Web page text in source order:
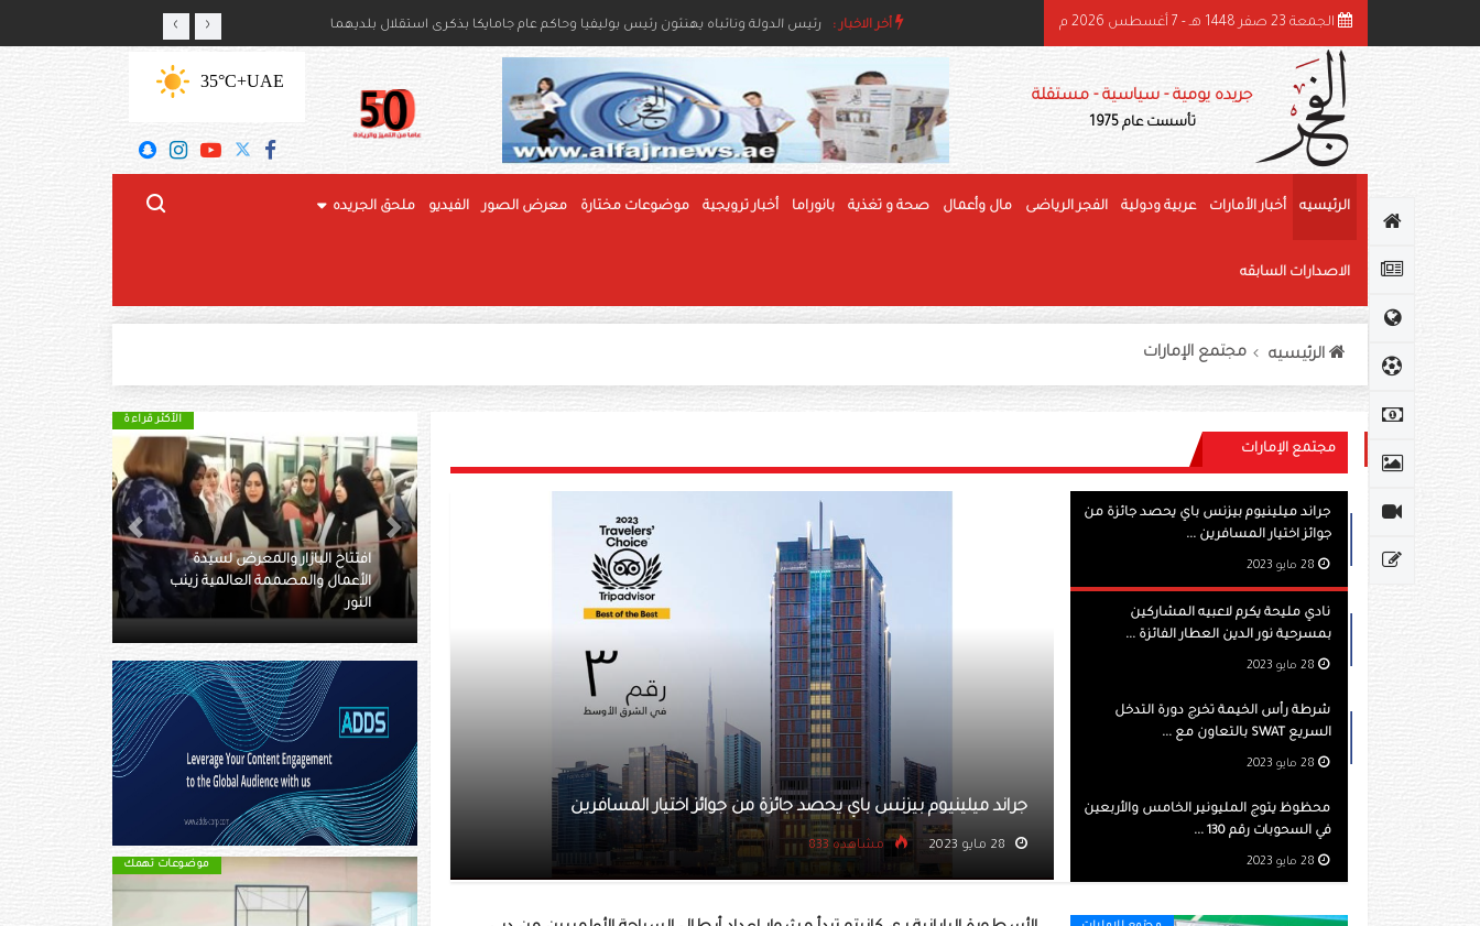
أخر الاخبار : رئيس الدولة ونائباه يهنئون رئيس بوليفيا وحاكم عام جامايكا بذكرى استقلال بلديهما بن راشد: الشيخ زايد قائد عظيم وحّد الصف وأرسى دعائم النهضة وغرس قيم العطاء والإنسانية ‹ › الجمعة 23 صفر 1448 هـ - 7 أغسطس 2026 م
جريده يومية - سياسية - مستقلة
تأسست عام 1975
UAE
+35°C
الرئيسيه أخبار الأمارات عربية ودولية الفجر الرياضى مال وأعمال صحة و تغذية بانوراما أخبار ترويجية موضوعات مختارة معرض الصور الفيديو ملحق الجريده
الاصدارات السابقه
الرئيسيه مجتمع الإمارات
مجتمع الإمارات
جراند ميلينيوم بيزنس باي يحصد جائزة من
جوائز اختيار المسافرين ...
نادي مليحة يكرم لاعبيه المشاركين
بمسرحية نور الدين العطار الفائزة ...
شرطة رأس الخيمة تخرج دورة التدخل
السريع SWAT بالتعاون مع ...
محظوظ يتوج المليونير الخامس والأربعين
في السحوبات رقم 130 ...
بيزنس باي يحصد جائزة من جوائز اختيار المسافرين
نادي مليحة يكرم لاعبيه المشاركين بمسرحية نور الدين العطار الفائزة بجائزة
المسرح
28 مايو 2023 مشاهده 886
افتتاح البازار والمعرض لسيدة
الأعمال والمصممة العالمية زينب
النور
القرية العالمية تطلق باقات الرحلات
المدرسية لموسمها 27
Previous
Next
موضوعات تهمك موضوعات تهمك